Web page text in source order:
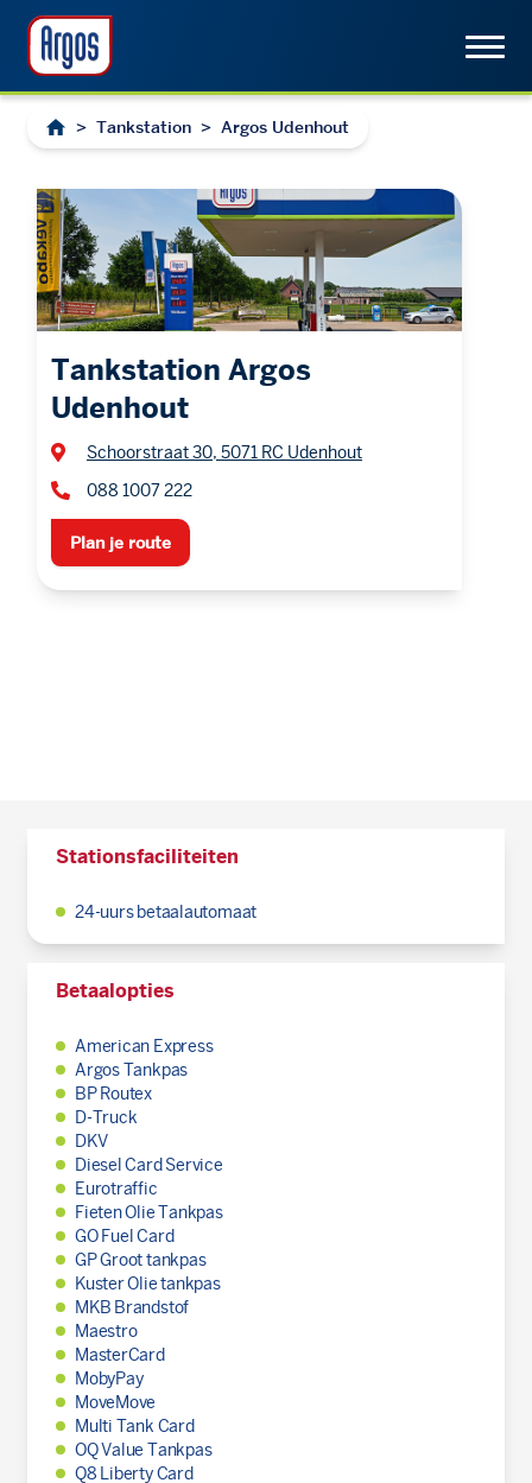
> Tankstation > Argos Udenhout
Tankstation Argos
Udenhout
Schoorstraat 30, 5071 RC Udenhout
088 1007 222
Plan je route
Stationsfaciliteiten
24-uurs betaalautomaat
Betaalopties
American Express
Argos Tankpas
BP Routex
D-Truck
DKV
Diesel Card Service
Eurotraffic
Fieten Olie Tankpas
GO Fuel Card
GP Groot tankpas
Kuster Olie tankpas
MKB Brandstof
Maestro
MasterCard
MobyPay
MoveMove
Multi Tank Card
OQ Value Tankpas
Q8 Liberty Card